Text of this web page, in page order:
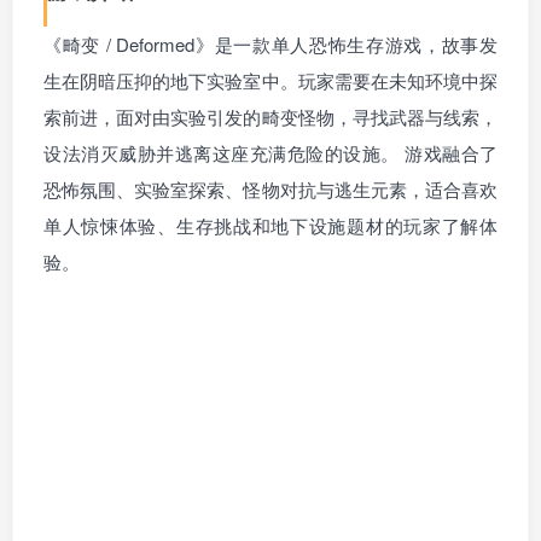
《畸变 / Deformed》是一款单人恐怖生存游戏，故事发
生在阴暗压抑的地下实验室中。玩家需要在未知环境中探
索前进，面对由实验引发的畸变怪物，寻找武器与线索，
设法消灭威胁并逃离这座充满危险的设施。 游戏融合了
恐怖氛围、实验室探索、怪物对抗与逃生元素，适合喜欢
单人惊悚体验、生存挑战和地下设施题材的玩家了解体
验。